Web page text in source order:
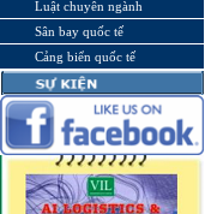
Luật chuyên ngành
Sân bay quốc tế
Cảng biển quốc tế